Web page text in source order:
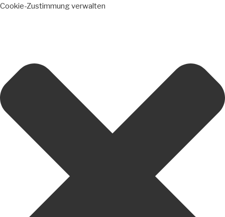
Cookie-Zustimmung verwalten